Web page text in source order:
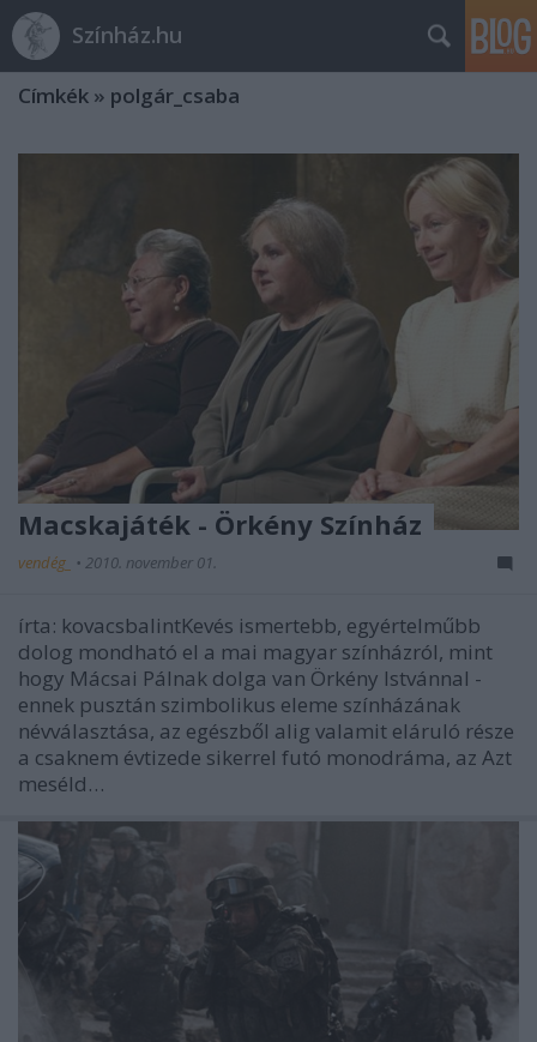
Színház.hu
Címkék » polgár_csaba
Macskajáték - Örkény Színház
vendég_ • 2010. november 01.
írta: kovacsbalintKevés ismertebb, egyértelműbb
dolog mondható el a mai magyar színházról, mint
hogy Mácsai Pálnak dolga van Örkény Istvánnal -
ennek pusztán szimbolikus eleme színházának
névválasztása, az egészből alig valamit eláruló része
a csaknem évtizede sikerrel futó monodráma, az Azt
meséld…